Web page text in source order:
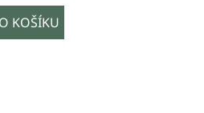
KOŠÍKU